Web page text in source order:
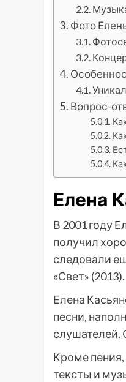
Фото
Вопрос-
Елена
В 2001 году
получил
следовали
«Свет» (2013).
Елена
песни,
слушателей.
Кроме
тексты и